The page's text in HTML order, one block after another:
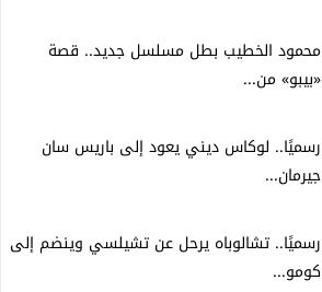
محمود الخطيب بطل مسلسل جديد.. قصة
«بيبو» من...
رسميًا.. لوكاس ديني يعود إلى باريس سان
جيرمان...
رسميًا.. تشالوباه يرحل عن تشيلسي وينضم إلى
كومو...